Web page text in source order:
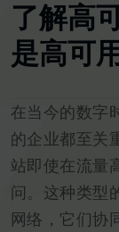
了解高
是高可
在当今的数字
的企业都至关
站即使在流量
问。这种类型
网络，它们协